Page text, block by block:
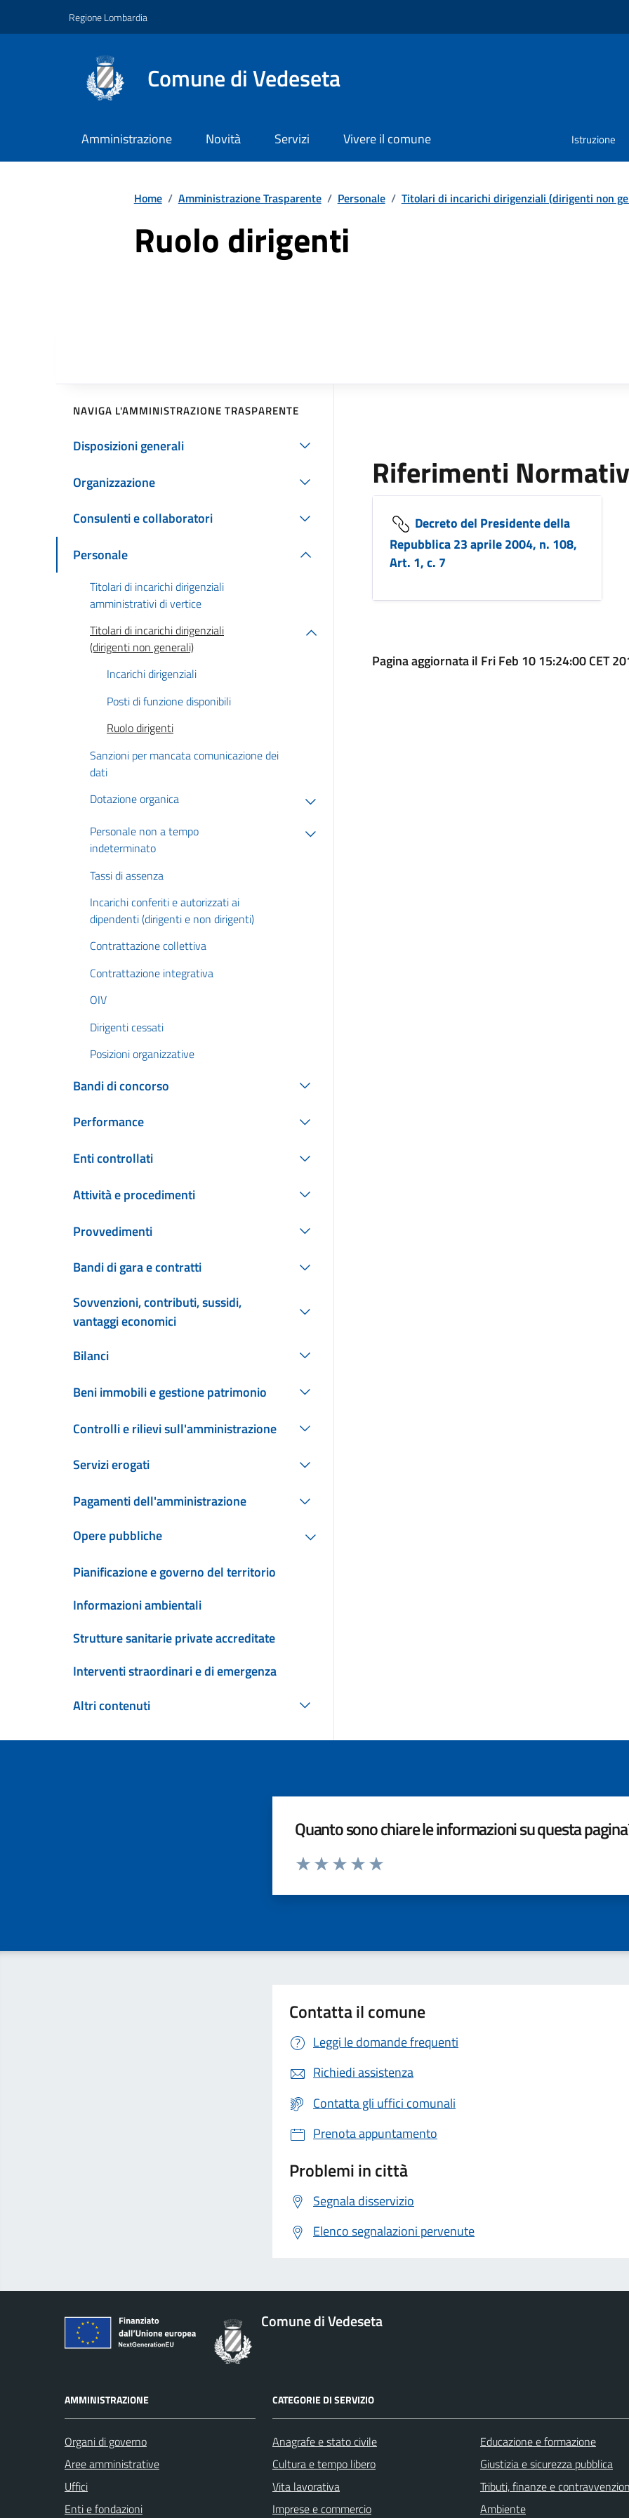
Regione Lombardia
Comune di Vedeseta
Amministrazione Novità Servizi Vivere il comune Istruzione
Home / Amministrazione Trasparente / Personale / Titolari di incarichi dirigenziali (dirigenti non
Ruolo dirigenti
NAVIGA L'AMMINISTRAZIONE TRASPARENTE
Disposizioni generali
Organizzazione
Consulenti e collaboratori
Personale
Titolari di incarichi dirigenziali
amministrativi di vertice
Titolari di incarichi dirigenziali
(dirigenti non generali)
Incarichi dirigenziali
Posti di funzione disponibili
Ruolo dirigenti
Sanzioni per mancata comunicazione dei
dati
Dotazione organica
Personale non a tempo
indeterminato
Tassi di assenza
Incarichi conferiti e autorizzati ai
dipendenti (dirigenti e non dirigenti)
Contrattazione collettiva
Contrattazione integrativa
OIV
Dirigenti cessati
Posizioni organizzative
Bandi di concorso
Performance
Enti controllati
Attività e procedimenti
Provvedimenti
Bandi di gara e contratti
Sovvenzioni, contributi, sussidi,
vantaggi economici
Bilanci
Beni immobili e gestione patrimonio
Controlli e rilievi sull'amministrazione
Servizi erogati
Pagamenti dell'amministrazione
Opere pubbliche
Pianificazione e governo del territorio
Informazioni ambientali
Strutture sanitarie private accreditate
Interventi straordinari e di emergenza
Altri contenuti
Riferimenti
Decreto del Presidente della
Repubblica 23 aprile 2004, n. 108,
Art. 1, c. 7
Pagina aggiornata il Fri Feb 10 15:24:00 CET
Quanto sono chiare le informazioni su questa
Valuta da 1 a 5 stelle la pagina
Contatta il comune
Leggi le domande frequenti
Richiedi assistenza
Contatta gli uffici comunali
Prenota appuntamento
Problemi in città
Segnala disservizio
Elenco segnalazioni pervenute
Comune di Vedeseta
AMMINISTRAZIONE
Organi di governo
Aree amministrative
Uffici
Enti e fondazioni
CATEGORIE DI SERVIZIO
Anagrafe e stato civile
Cultura e tempo libero
Vita lavorativa
Imprese e commercio
Educazione e formazione
Giustizia e sicurezza pubblica
Tributi, finanze e
Ambiente